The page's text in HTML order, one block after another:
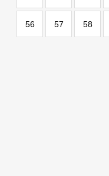
56 57 58